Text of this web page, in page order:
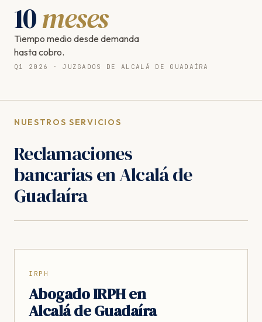
10meses
Tiempo medio desde demanda
hasta cobro.
Q1 2026 · JUZGADOS DE ALCALÁ DE GUADAÍRA
NUESTROS SERVICIOS
Reclamaciones
bancarias en Alcalá de
Guadaíra
IRPH
Abogado IRPH en
Alcalá de Guadaíra